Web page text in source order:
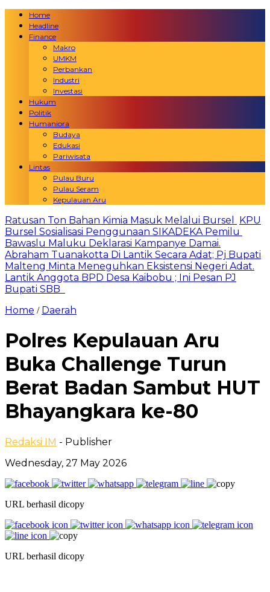
Home
Headline
Finance
Makro
UMKM
Perbankan
Industri
Investasi
Hukum
Politik
Humaniora
Budaya
Edukasi
Pariwisata
Lintas
Pulau Buru
Pulau Seram
Kepulauan Aru
Ratusan Ton Bahan Kimia Masuk Melalui Bursel
KPU
Bursel Sosialisasi Penggunaan SIKADEKA Pemilu
Bawaslu Maluku Deklarasi Kampanye Damai.
Abraham Tuanakotta Di Lantik Secara Adat; Pj Bupati
Malteng Minta Meneguhkan Eksistensi Negeri Adat.
Lantik Anggota BPD Desa Kaibobu ; Ini Pesan PJ
Bupati SBB
Home / Daerah
Polres Kepulauan Aru
Buka Challenge Turun
Berat Badan Sambut HUT
Bhayangkara ke-80
Redaksi IM - Publisher
Wednesday, 27 May 2026
URL berhasil dicopy
URL berhasil dicopy